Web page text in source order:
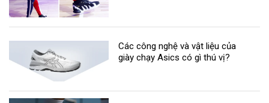
Các công nghệ và vật liệu của
giày chạy Asics có gì thú vị?